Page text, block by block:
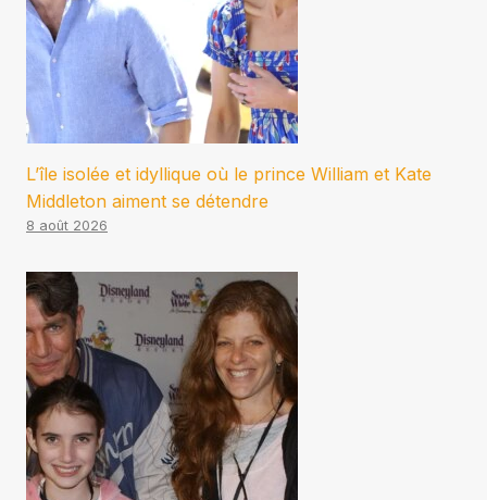
L’île isolée et idyllique où le prince William et Kate
Middleton aiment se détendre
8 août 2026